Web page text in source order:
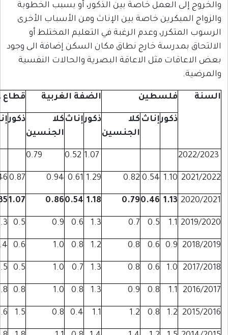
العمل خاصة بين الذكور، أو بسبب الخطوبة
خاصة بين الإناث ومن الأسباب الأخرى
وعدم الرغبة في التعليم المختلط أو
خارج نطاق مكان السكن إضافة الى وجود
مثل الاعاقة البصرية والحالات النفسية
فلسطين الضفة الغربية قطاع غزة
ذكورإناث
الجنسين
ذكورإناث
الجنسين
0.79
1.10
0.54
0.82
1.29
0.61
0.94
0.87
0.46
0.67
1.13
0.46
0.79
1.18
0.54
0.86
1.07
0.35
0.71
1.1
0.5
0.7
1.3
0.6
0.5
0.3
0.9
0.6
0.8
1.2
0.8
0.6
0.4
1.0
0.6
0.8
1.3
0.7
0.5
0.5
1.1
0.8
0.9
1.3
0.8
0.8
0.8
1.2
0.8
1.2
1.1
0.4
1.5
1.6